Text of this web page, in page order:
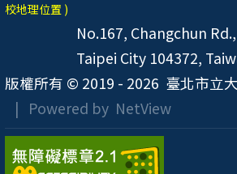
校地理位置 )
No.167, Changchun
Taipei City 104372,
版權所有 © 2019 - 2026 臺北市立
| Powered by NetView